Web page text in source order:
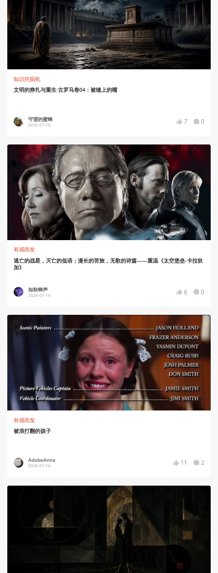
知识挖掘机
文明的挣扎与重生·古罗马卷04：被缝上的嘴
守望的蜜蜂
2026-07-16 7 0
有感而发
逃亡的战星，灭亡的低语；漫长的苦旅，无歌的诗篇——重温《太空堡垒-卡拉狄
加》
知秋蝉声
2026-07-16 6 0
有感而发
被浪打翻的孩子
AdobeAnna
2026-07-16 11 2